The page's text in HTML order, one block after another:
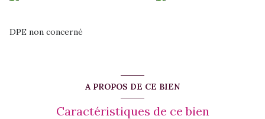
DPE non concerné
A PROPOS DE CE BIEN
Caractéristiques de ce bien